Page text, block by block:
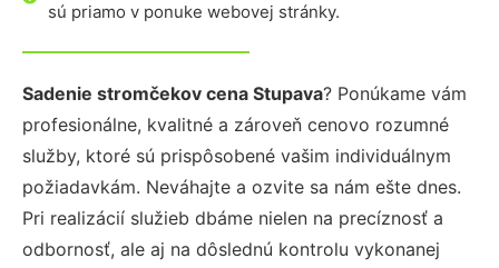
sú priamo v ponuke webovej stránky.
Sadenie stromčekov cena Stupava? Ponúkame vám
profesionálne, kvalitné a zároveň cenovo rozumné
služby, ktoré sú prispôsobené vašim individuálnym
požiadavkám. Neváhajte a ozvite sa nám ešte dnes.
Pri realizácií služieb dbáme nielen na precíznosť a
odbornosť, ale aj na dôslednú kontrolu vykonanej